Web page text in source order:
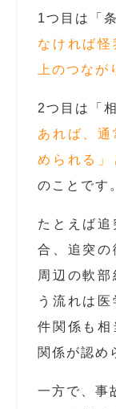
1つ目は「
なければ怪
上のつなが
2つ目は「
あれば、
められる」
のことです
たとえば
合、追突の
周辺の軟
う流れは
件関係も相
関係が認め
一方で、事